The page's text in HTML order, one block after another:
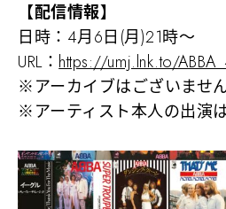
【配信情報】
日時：4月6日(月)21時〜
URL：https://umj.lnk.to/
※アーカイブはございません
※アーティスト本人の出演